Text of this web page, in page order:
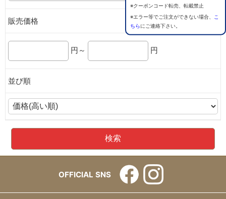
※クーポンコード転売、転載禁止
※エラー等でご注文ができない場合、
こ
ちらにご連絡下さい。
販売価格
円～ 円
並び順
OFFICIAL SNS